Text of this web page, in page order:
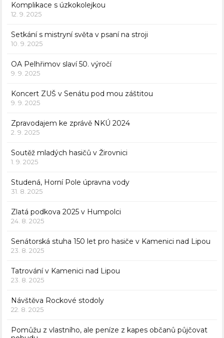
Komplikace s úzkokolejkou
12. 9. 2025
Setkání s mistryní světa v psaní na stroji
10. 9. 2025
OA Pelhřimov slaví 50. výročí
9. 9. 2025
Koncert ZUŠ v Senátu pod mou záštitou
9. 9. 2025
Zpravodajem ke zprávě NKÚ 2024
2. 9. 2025
Soutěž mladých hasičů v Žirovnici
1. 9. 2025
Studená, Horní Pole úpravna vody
31. 8. 2025
Zlatá podkova 2025 v Humpolci
24. 8. 2025
Senátorská stuha 150 let pro hasiče v Kamenici nad Lipou
23. 8. 2025
Tatrování v Kamenici nad Lipou
23. 8. 2025
Návštěva Rockové stodoly
22. 8. 2025
Pomůžu z vlastního, ale peníze z kapes občanů půjčovat